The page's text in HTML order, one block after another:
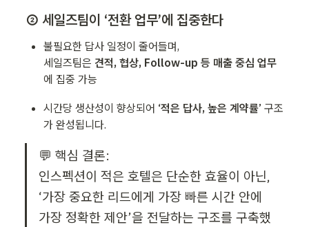
② 세일즈팀이 ‘전환 업무’에 집중한다
불필요한 답사 일정이 줄어들며,
세일즈팀은 견적, 협상, Follow-up 등 매출 중심 업무
에 집중 가능
시간당 생산성이 향상되어 ‘적은 답사, 높은 계약률’ 구조
가 완성됩니다.
💬 핵심 결론:
인스펙션이 적은 호텔은 단순한 효율이 아닌,
‘가장 중요한 리드에게 가장 빠른 시간 안에
가장 정확한 제안’을 전달하는 구조를 구축했